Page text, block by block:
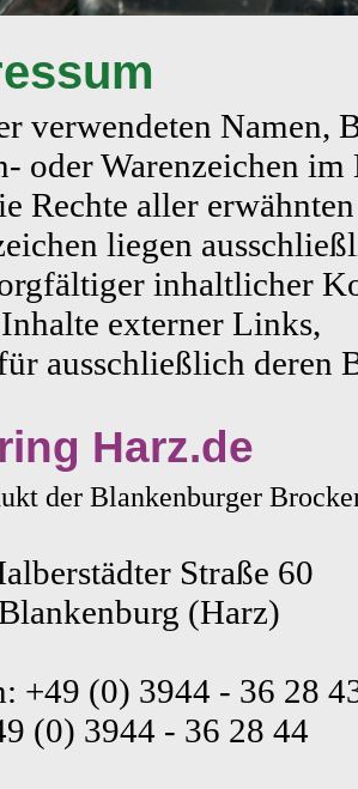
verwendeten Namen,
oder Warenzeichen
Rechte aller
liegen
inhaltlicher
externer Links,
ausschließlich deren
Harz.de
der Blankenburger
Straße 60
(Harz)
+49 (0) 3944 - 36 28
(0) 3944 - 36 28 44